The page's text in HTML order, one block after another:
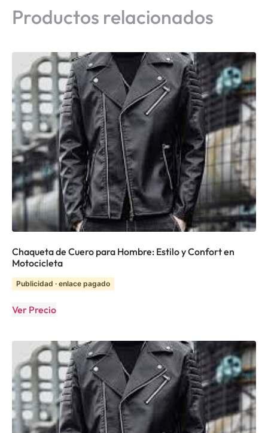
Productos relacionados
Chaqueta de Cuero para Hombre: Estilo y Confort en
Motocicleta
Publicidad · enlace pagado
Ver Precio